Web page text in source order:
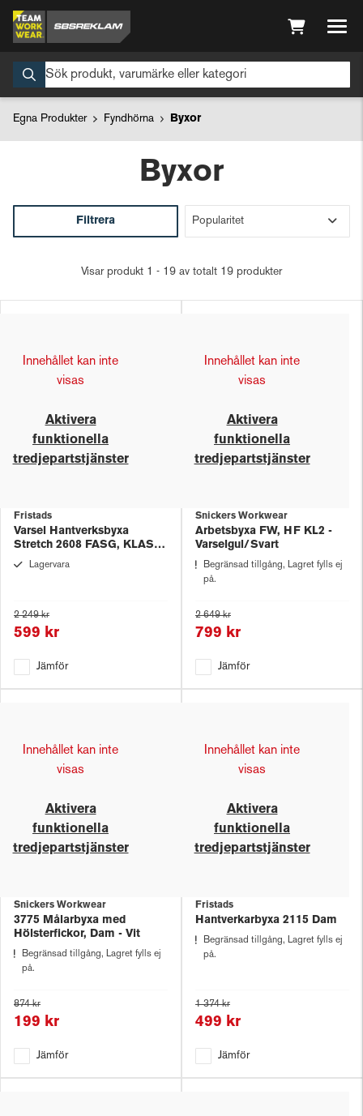
Egna Produkter Fyndhörna Byxor
Byxor
Filtrera
Visar produkt 1 - 19 av totalt 19 produkter
Innehållet kan inte
visas
Aktivera
funktionella
tredjepartstjänster
Fristads
Varsel Hantverksbyxa
Stretch 2608 FASG, KLASS
1,
Lagervara
2 249 kr
599 kr
Jämför
Innehållet kan inte
visas
Aktivera
funktionella
tredjepartstjänster
Snickers Workwear
Arbetsbyxa FW, HF KL2 -
Varselgul/Svart
Begränsad tillgång, Lagret fylls ej
på.
2 649 kr
799 kr
Jämför
Innehållet kan inte
visas
Aktivera
funktionella
tredjepartstjänster
Snickers Workwear
3775 Målarbyxa med
Hölsterfickor, Dam - Vit
Begränsad tillgång, Lagret fylls ej
på.
874 kr
199 kr
Jämför
Innehållet kan inte
visas
Aktivera
funktionella
tredjepartstjänster
Fristads
Hantverkarbyxa 2115 Dam
Begränsad tillgång, Lagret fylls ej
på.
1 374 kr
499 kr
Jämför